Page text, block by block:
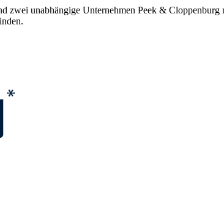
unabhängige Unternehmen Peek &